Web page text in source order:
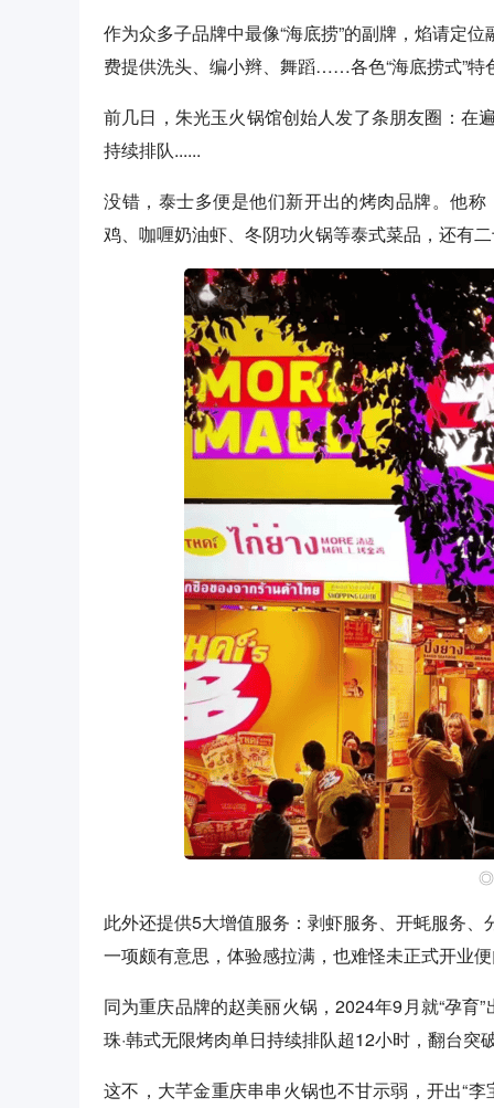
作为众多子品牌中最像“海底捞”的副牌，焰请定
费提供洗头、编小辫、舞蹈……各色“海底捞式”特
前几日，朱光玉火锅馆创始人发了条朋友圈：在
持续排队......
没错，泰士多便是他们新开出的烤肉品牌。他
鸡、咖喱奶油虾、冬阴功火锅等泰式菜品，还有
◎
此外还提供5大增值服务：剥虾服务、开蚝服务
一项颇有意思，体验感拉满，也难怪未正式开业
同为重庆品牌的赵美丽火锅，2024年9月就“孕育
珠·韩式无限烤肉单日持续排队超12小时，翻台突
这不，大芊金重庆串串火锅也不甘示弱，开出“